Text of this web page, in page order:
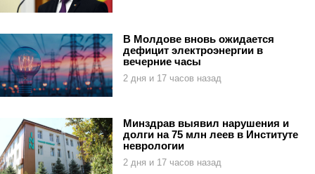
В Молдове вновь ожидается
дефицит электроэнергии в
вечерние часы
2 дня и 17 часов назад
Минздрав выявил нарушения и
долги на 75 млн леев в Институте
неврологии
2 дня и 17 часов назад